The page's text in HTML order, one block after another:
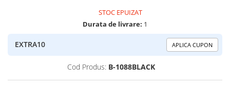
STOC EPUIZAT
Durata de livrare: 1
EXTRA10 APLICA CUPON
Cod Produs: B-1088BLACK